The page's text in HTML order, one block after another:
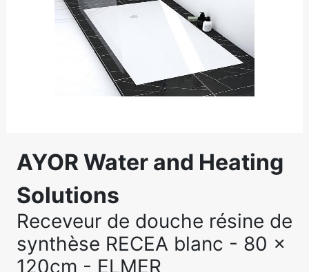
AYOR Water and Heating
Solutions
Receveur de douche résine de
synthèse RECEA blanc - 80 x
120cm - ELMER